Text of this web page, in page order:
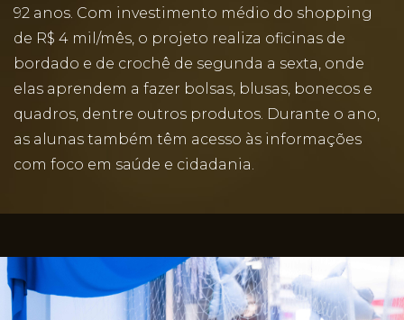
92 anos. Com investimento médio do shopping
de R$ 4 mil/mês, o projeto realiza oficinas de
bordado e de crochê de segunda a sexta, onde
elas aprendem a fazer bolsas, blusas, bonecos e
quadros, dentre outros produtos. Durante o ano,
as alunas também têm acesso às informações
com foco em saúde e cidadania.